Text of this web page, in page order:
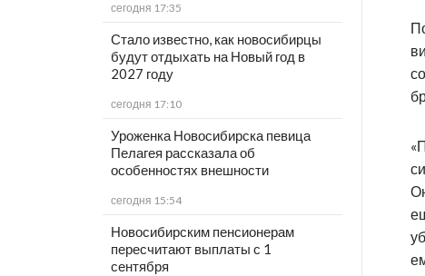
сегодня 17:35
Стало известно, как новосибирцы
будут отдыхать на Новый год в
2027 году
сегодня 17:10
Уроженка Новосибирска певица
Пелагея рассказала об
особенностях внешности
сегодня 15:54
Новосибирским пенсионерам
пересчитают выплаты с 1
сентября